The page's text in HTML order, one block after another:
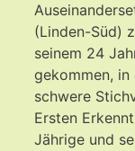
(Linden-Süd)
seinem 24
gekommen, in
schwere
Ersten
Jährige und